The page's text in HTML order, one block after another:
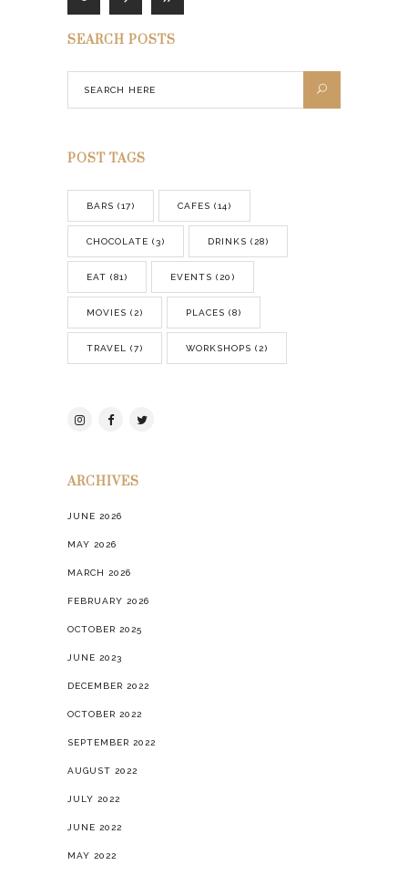
SEARCH POSTS
POST TAGS
BARS (17) CAFES (14)
CHOCOLATE (3) DRINKS (28)
EAT (81) EVENTS (20)
MOVIES (2) PLACES (8)
TRAVEL (7) WORKSHOPS (2)
ARCHIVES
JUNE 2026
MAY 2026
MARCH 2026
FEBRUARY 2026
OCTOBER 2025
JUNE 2023
DECEMBER 2022
OCTOBER 2022
SEPTEMBER 2022
AUGUST 2022
JULY 2022
JUNE 2022
MAY 2022